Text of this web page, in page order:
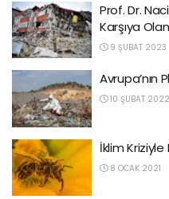
Prof. Dr.
Karşıya
9 ŞUBAT 2023
Avrupa’nın
10 ŞUBAT 2022
İklim
8 OCAK 2021